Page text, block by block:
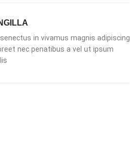
in vivamus magnis adipiscing
nec penatibus a vel ut ipsum